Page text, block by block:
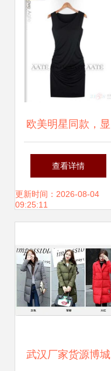
欧美明星同款，显
瘦显气质 探秘杰卡
西新款礼服包臀连
查看详情
更新时间：2026-08-04
09:25:11
武汉厂家货源博城